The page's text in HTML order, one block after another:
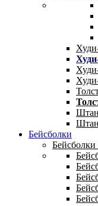
Бейсболки